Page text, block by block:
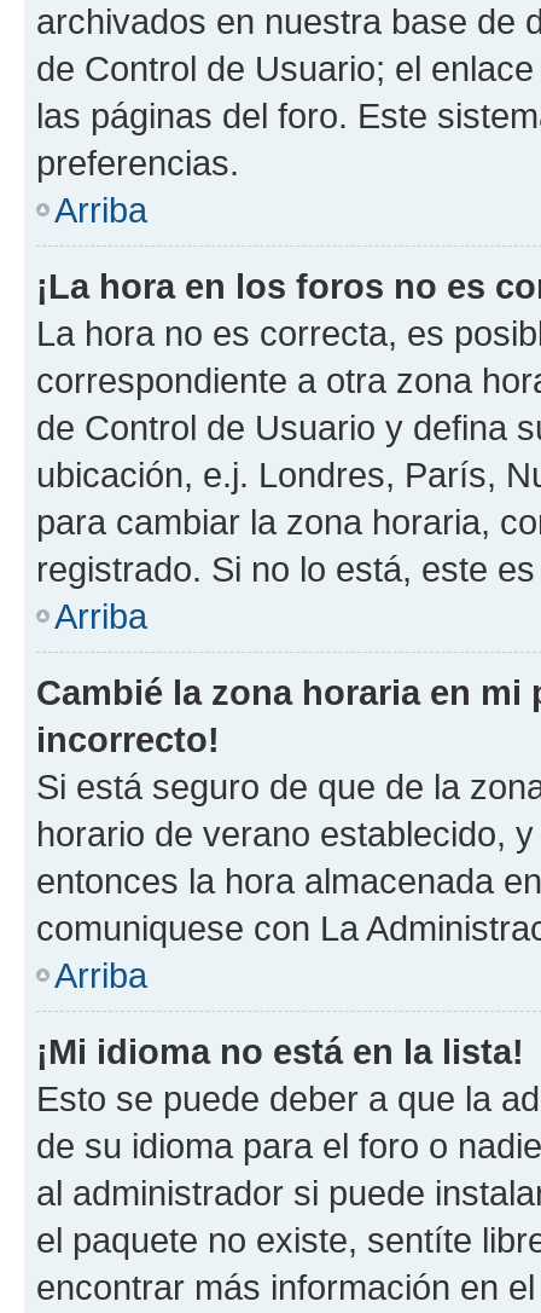
archivados en nuestra base de
de Control de Usuario; el
las páginas del foro. Este
preferencias.
Arriba
¡La hora en los foros no es
La hora no es correcta, es
correspondiente a otra zona
de Control de Usuario y defina
ubicación, e.j. Londres, París,
para cambiar la zona horaria,
registrado. Si no lo está, este
Arriba
Cambié la zona horaria en
incorrecto!
Si está seguro de que de la
horario de verano establecido,
entonces la hora almacenada
comuniquese con La
Arriba
¡Mi idioma no está en la lista!
Esto se puede deber a que la
de su idioma para el foro o
al administrador si puede
el paquete no existe, sentíte
encontrar más información en